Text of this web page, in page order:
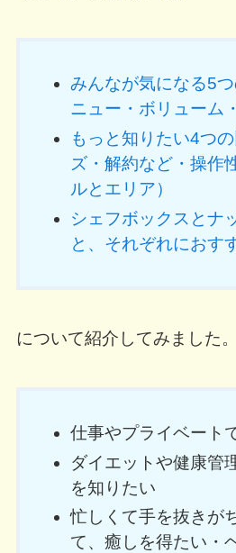
みんなが気になる5
ニュー・ボリューム
もっと知りたい4つ
ズ・解約など・操作
ルとエリア）
シェフボックスとナ
と、それぞれにおす
について紹介してみました。
仕事やプライベート
ダイエットや健康管
を知りたい
忙しくて手を抜きが
て、癒しを得たい・